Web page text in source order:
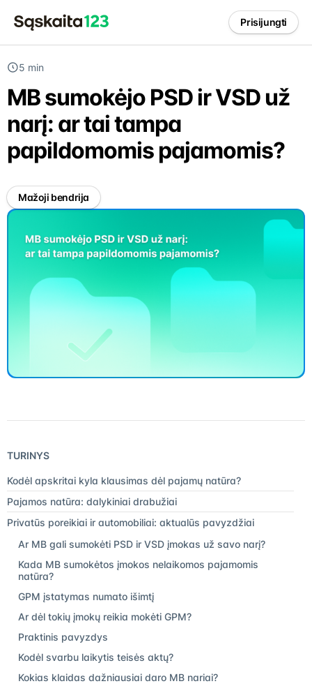
Prisijungti
5 min
MB sumokėjo PSD ir VSD už
narį: ar tai tampa
papildomomis pajamomis?
Mažoji bendrija
TURINYS
Kodėl apskritai kyla klausimas dėl pajamų natūra?
Pajamos natūra: dalykiniai drabužiai
Privatūs poreikiai ir automobiliai: aktualūs pavyzdžiai
Ar MB gali sumokėti PSD ir VSD įmokas už savo narį?
Kada MB sumokėtos įmokos nelaikomos pajamomis
natūra?
GPM įstatymas numato išimtį
Ar dėl tokių įmokų reikia mokėti GPM?
Praktinis pavyzdys
Kodėl svarbu laikytis teisės aktų?
Kokias klaidas dažniausiai daro MB nariai?